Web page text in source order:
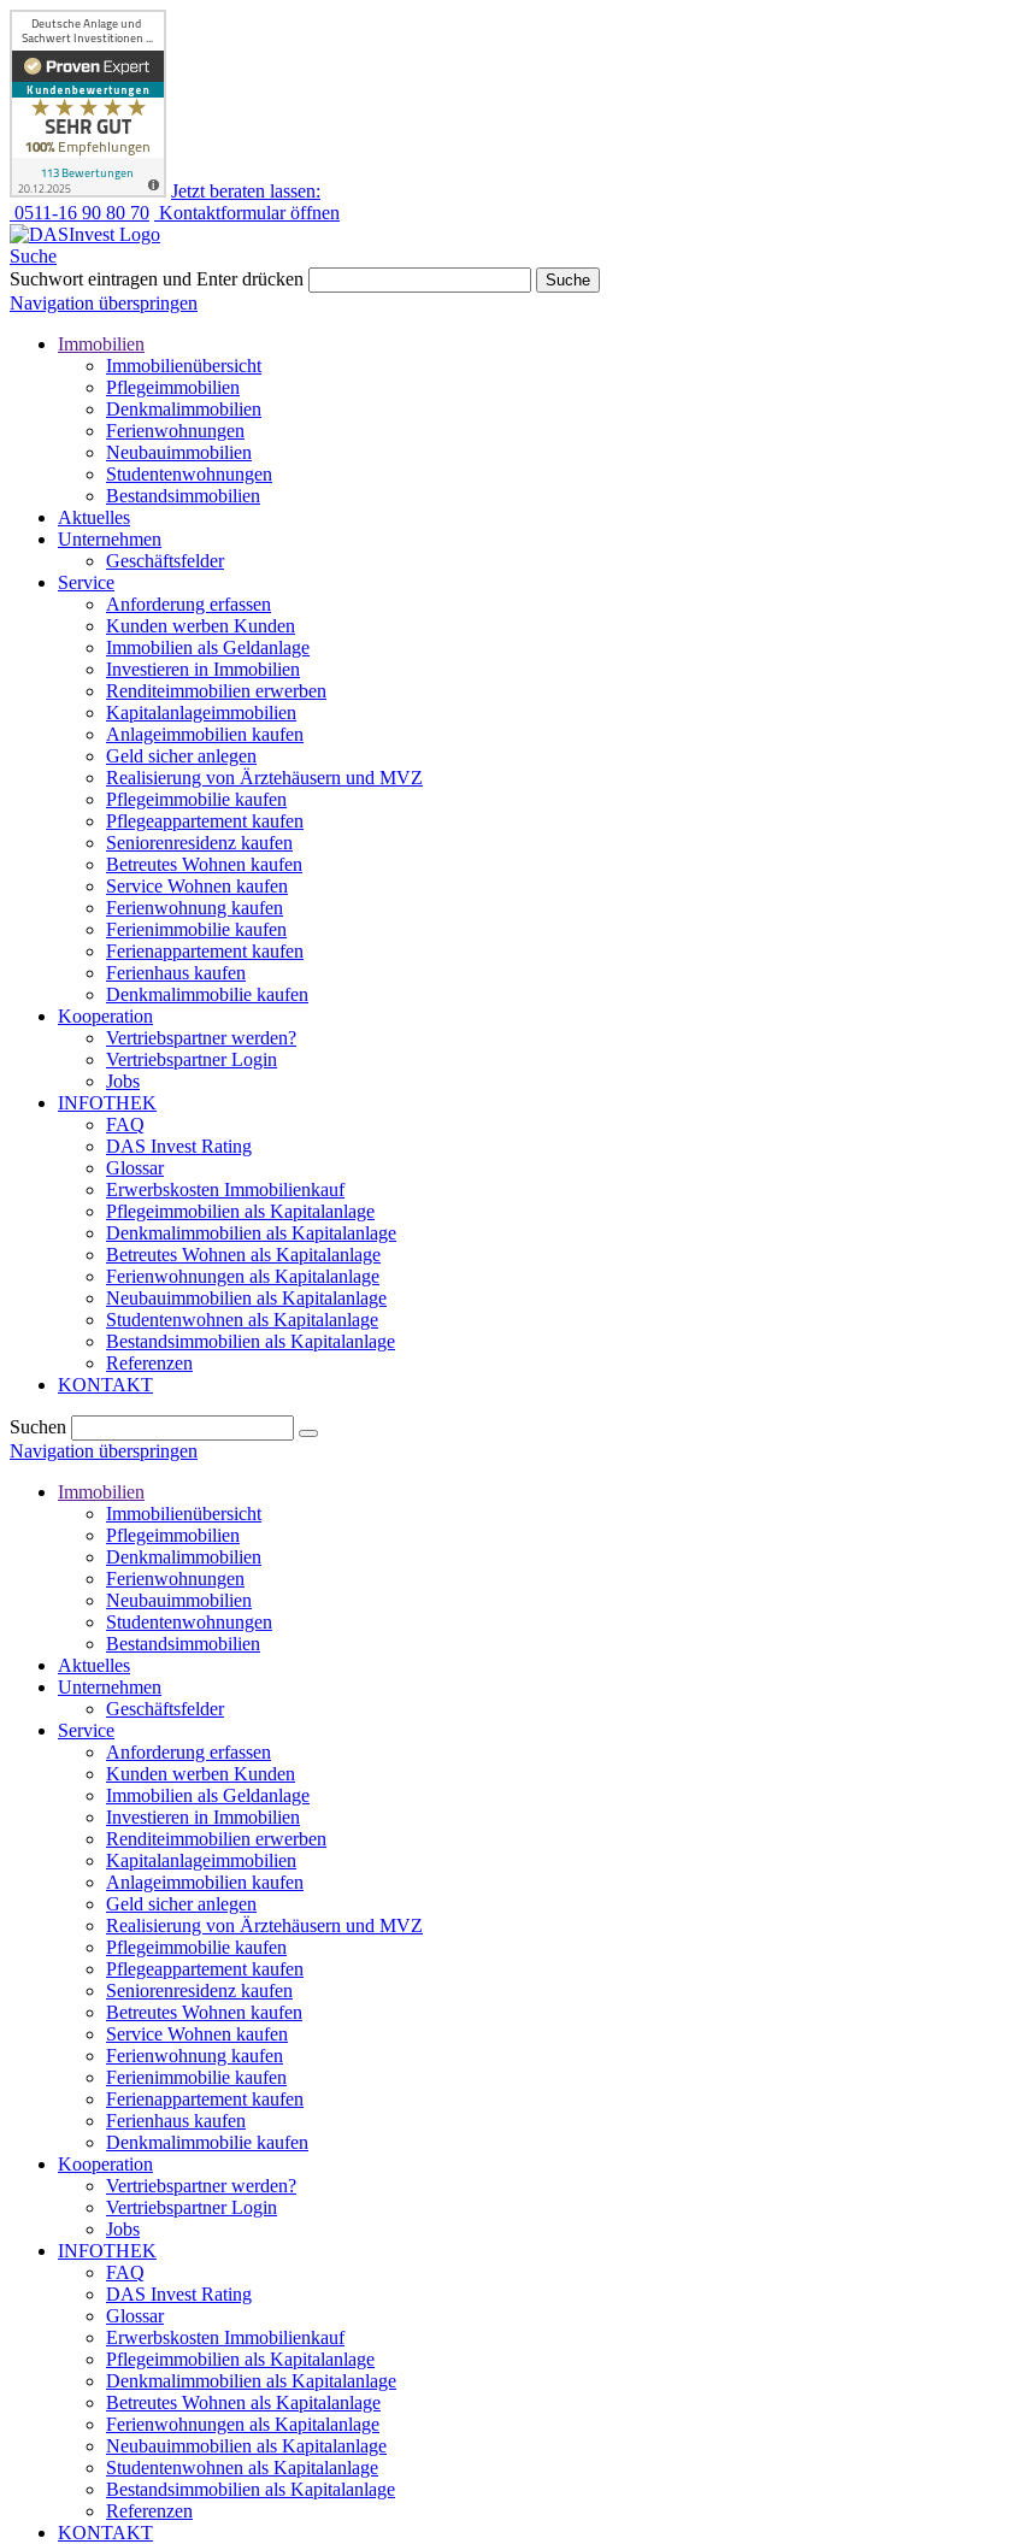
Jetzt beraten lassen:
0511-16 90 80 70 Kontaktformular öffnen
Suche
Suchwort eintragen und Enter drücken
Suche
Navigation überspringen
Immobilien
Immobilienübersicht
Pflegeimmobilien
Denkmalimmobilien
Ferienwohnungen
Neubauimmobilien
Studentenwohnungen
Bestandsimmobilien
Aktuelles
Unternehmen
Geschäftsfelder
Service
Anforderung erfassen
Kunden werben Kunden
Immobilien als Geldanlage
Investieren in Immobilien
Renditeimmobilien erwerben
Kapitalanlageimmobilien
Anlageimmobilien kaufen
Geld sicher anlegen
Realisierung von Ärztehäusern und MVZ
Pflegeimmobilie kaufen
Pflegeappartement kaufen
Seniorenresidenz kaufen
Betreutes Wohnen kaufen
Service Wohnen kaufen
Ferienwohnung kaufen
Ferienimmobilie kaufen
Ferienappartement kaufen
Ferienhaus kaufen
Denkmalimmobilie kaufen
Kooperation
Vertriebspartner werden?
Vertriebspartner Login
Jobs
INFOTHEK
FAQ
DAS Invest Rating
Glossar
Erwerbskosten Immobilienkauf
Pflegeimmobilien als Kapitalanlage
Denkmalimmobilien als Kapitalanlage
Betreutes Wohnen als Kapitalanlage
Ferienwohnungen als Kapitalanlage
Neubauimmobilien als Kapitalanlage
Studentenwohnen als Kapitalanlage
Bestandsimmobilien als Kapitalanlage
Referenzen
KONTAKT
Suchen
Navigation überspringen
Immobilien
Immobilienübersicht
Pflegeimmobilien
Denkmalimmobilien
Ferienwohnungen
Neubauimmobilien
Studentenwohnungen
Bestandsimmobilien
Aktuelles
Unternehmen
Geschäftsfelder
Service
Anforderung erfassen
Kunden werben Kunden
Immobilien als Geldanlage
Investieren in Immobilien
Renditeimmobilien erwerben
Kapitalanlageimmobilien
Anlageimmobilien kaufen
Geld sicher anlegen
Realisierung von Ärztehäusern und MVZ
Pflegeimmobilie kaufen
Pflegeappartement kaufen
Seniorenresidenz kaufen
Betreutes Wohnen kaufen
Service Wohnen kaufen
Ferienwohnung kaufen
Ferienimmobilie kaufen
Ferienappartement kaufen
Ferienhaus kaufen
Denkmalimmobilie kaufen
Kooperation
Vertriebspartner werden?
Vertriebspartner Login
Jobs
INFOTHEK
FAQ
DAS Invest Rating
Glossar
Erwerbskosten Immobilienkauf
Pflegeimmobilien als Kapitalanlage
Denkmalimmobilien als Kapitalanlage
Betreutes Wohnen als Kapitalanlage
Ferienwohnungen als Kapitalanlage
Neubauimmobilien als Kapitalanlage
Studentenwohnen als Kapitalanlage
Bestandsimmobilien als Kapitalanlage
Referenzen
KONTAKT